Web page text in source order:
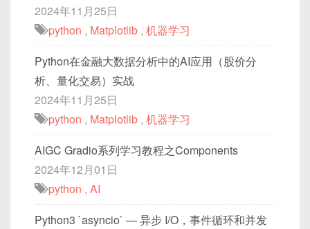
2024年11月25日
python , Matplotlib , 机器学习
Python在金融大数据分析中的AI应用（股价分
析、量化交易）实战
2024年11月25日
python , Matplotlib , 机器学习
AIGC Gradio系列学习教程之Components
2024年12月01日
python , AI
Python3 `asyncio` — 异步 I/O，事件循环和并发